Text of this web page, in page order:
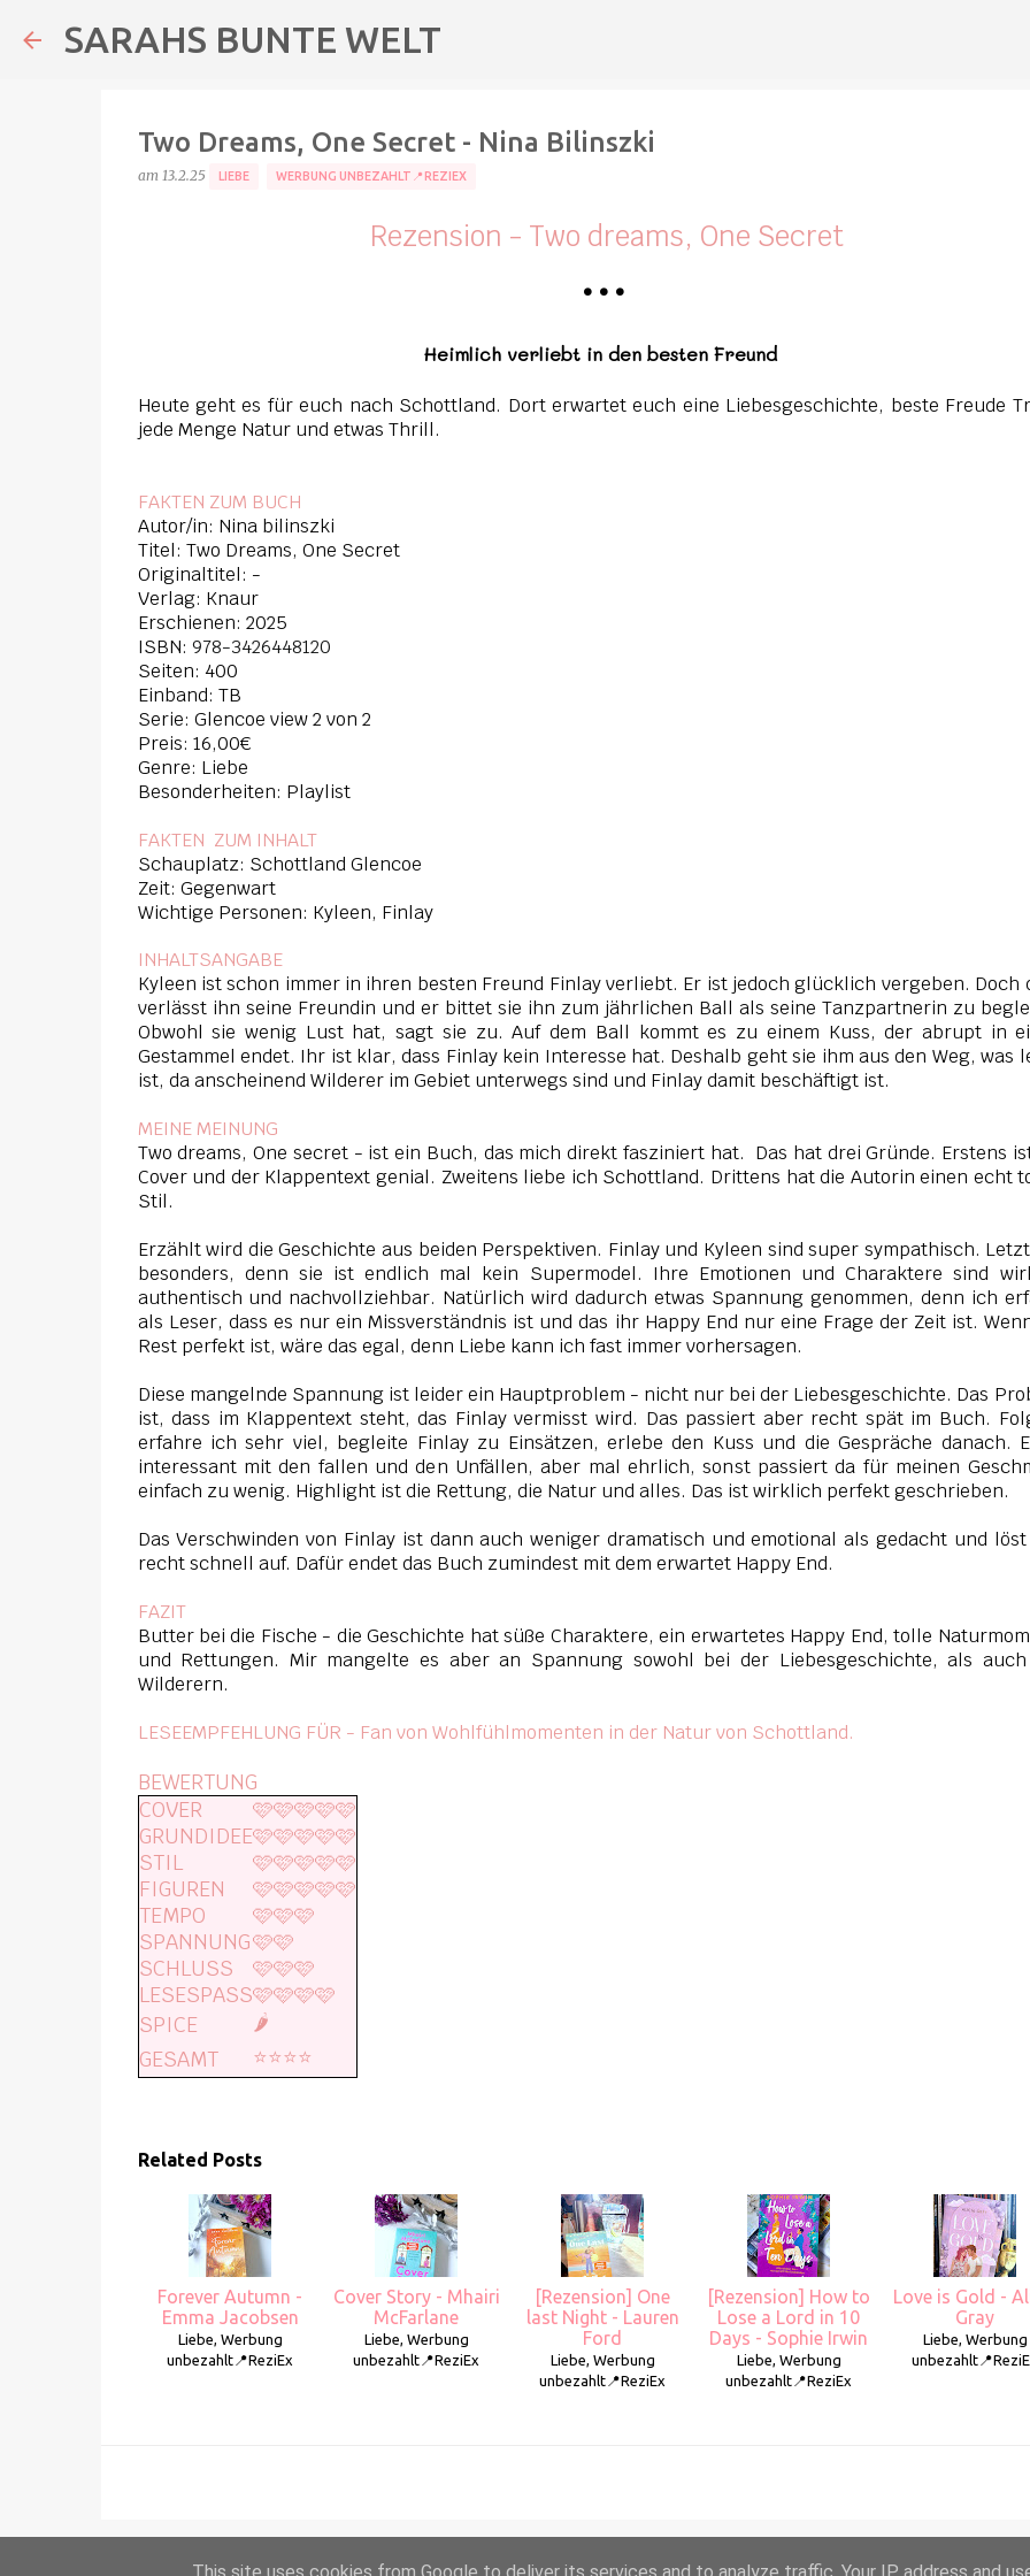
SARAHS BUNTE WELT
Two Dreams, One Secret - Nina Bilinszki
am 13.2.25 LIEBE WERBUNG UNBEZAHLT📍REZIEX
Rezension - Two dreams, One Secret
• • •
Heimlich verliebt in den besten Freund
Heute geht es für euch nach Schottland. Dort erwartet euch eine Liebesgeschichte, beste Freude
jede Menge Natur und etwas Thrill.
FAKTEN ZUM BUCH
Autor/in: Nina bilinszki
Titel: Two Dreams, One Secret
Originaltitel: -
Verlag: Knaur
Erschienen: 2025
ISBN: 978-3426448120
Seiten: 400
Einband: TB
Serie: Glencoe view 2 von 2
Preis: 16,00€
Genre: Liebe
Besonderheiten: Playlist
FAKTEN ZUM INHALT
Schauplatz: Schottland Glencoe
Zeit: Gegenwart
Wichtige Personen: Kyleen, Finlay
INHALTSANGABE
Kyleen ist schon immer in ihren besten Freund Finlay verliebt. Er ist jedoch glücklich vergeben. Doch
verlässt ihn seine Freundin und er bittet sie ihn zum jährlichen Ball als seine Tanzpartnerin zu
Obwohl sie wenig Lust hat, sagt sie zu. Auf dem Ball kommt es zu einem Kuss, der abrupt in
Gestammel endet. Ihr ist klar, dass Finlay kein Interesse hat. Deshalb geht sie ihm aus den Weg, was
ist, da anscheinend Wilderer im Gebiet unterwegs sind und Finlay damit beschäftigt ist.
MEINE MEINUNG
Two dreams, One secret - ist ein Buch, das mich direkt fasziniert hat. Das hat drei Gründe. Erstens
Cover und der Klappentext genial. Zweitens liebe ich Schottland. Drittens hat die Autorin einen echt
Stil.
Erzählt wird die Geschichte aus beiden Perspektiven. Finlay und Kyleen sind super sympathisch.
besonders, denn sie ist endlich mal kein Supermodel. Ihre Emotionen und Charaktere sind
authentisch und nachvollziehbar. Natürlich wird dadurch etwas Spannung genommen, denn ich
als Leser, dass es nur ein Missverständnis ist und das ihr Happy End nur eine Frage der Zeit ist.
Rest perfekt ist, wäre das egal, denn Liebe kann ich fast immer vorhersagen.
Diese mangelnde Spannung ist leider ein Hauptproblem - nicht nur bei der Liebesgeschichte. Das
ist, dass im Klappentext steht, das Finlay vermisst wird. Das passiert aber recht spät im Buch.
erfahre ich sehr viel, begleite Finlay zu Einsätzen, erlebe den Kuss und die Gespräche danach.
interessant mit den fallen und den Unfällen, aber mal ehrlich, sonst passiert da für meinen
einfach zu wenig. Highlight ist die Rettung, die Natur und alles. Das ist wirklich perfekt geschrieben.
Das Verschwinden von Finlay ist dann auch weniger dramatisch und emotional als gedacht und
recht schnell auf. Dafür endet das Buch zumindest mit dem erwartet Happy End.
FAZIT
Butter bei die Fische - die Geschichte hat süße Charaktere, ein erwartetes Happy End, tolle
und Rettungen. Mir mangelte es aber an Spannung sowohl bei der Liebesgeschichte, als
Wilderern.
LESEEMPFEHLUNG FÜR - Fan von Wohlfühlmomenten in der Natur von Schottland.
BEWERTUNG
COVER
🩷🩷🩷🩷🩷
GRUNDIDEE🩷🩷🩷🩷🩷
STIL
🩷🩷🩷🩷🩷
FIGUREN
🩷🩷🩷🩷🩷
TEMPO
🩷🩷🩷
SPANNUNG🩷🩷
SCHLUSS
🩷🩷🩷
LESESPASS🩷🩷🩷🩷
SPICE
🌶️
GESAMT
⭐️⭐️⭐️⭐️
Related Posts
Forever Autumn -
Emma Jacobsen
Liebe, Werbung
unbezahlt📍ReziEx
Cover Story - Mhairi
McFarlane
Liebe, Werbung
unbezahlt📍ReziEx
[Rezension] One
last Night - Lauren
Ford
Liebe, Werbung
unbezahlt📍ReziEx
[Rezension] How to
Lose a Lord in 10
Days - Sophie Irwin
Liebe, Werbung
unbezahlt📍ReziEx
Love is Gold -
Gray
Liebe, Werbung